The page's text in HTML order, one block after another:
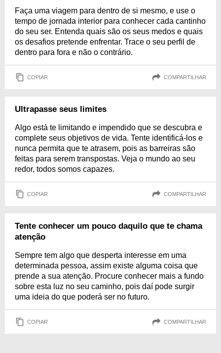
Faça uma viagem para dentro de si mesmo, e use o
tempo de jornada interior para conhecer cada cantinho
do seu ser. Entenda quais são os seus medos e quais
os desafios pretende enfrentar. Trace o seu perfil de
dentro para fora e não o contrário.
COPIAR COMPARTILHAR
Ultrapasse seus limites
Algo está te limitando e impendido que se descubra e
complete seus objetivos de vida. Tente identificá-los e
nunca permita que te atrasem, pois as barreiras são
feitas para serem transpostas. Veja o mundo ao seu
redor, todos somos capazes.
COPIAR COMPARTILHAR
Tente conhecer um pouco daquilo que te chama
atenção
Sempre tem algo que desperta interesse em uma
determinada pessoa, assim existe alguma coisa que
prende a sua atenção. Procure conhecer mais a fundo
sobre esta luz no seu caminho, pois daí pode surgir
uma ideia do que poderá ser no futuro.
COPIAR COMPARTILHAR